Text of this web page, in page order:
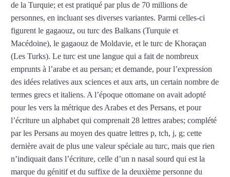
de la Turquie; et est pratiqué par plus de 70 millions de
personnes, en incluant ses diverses variantes. Parmi celles-ci
figurent le gagaouz, ou turc des Balkans (Turquie et
Macédoine), le gagaouz de Moldavie, et le turc de Khoraçan
(Les Turks). Le turc est une langue qui a fait de nombreux
emprunts à l’arabe et au persan; et demande, pour l’expression
des idées relatives aux sciences et aux arts, un certain nombre de
termes grecs et italiens. A l’époque ottomane on avait adopté
pour les vers la métrique des Arabes et des Persans, et pour
l’écriture un alphabet qui comprenait 28 lettres arabes; complété
par les Persans au moyen des quatre lettres p, tch, j, g; cette
dernière avait de plus une valeur spéciale au turc, mais que rien
n’indiquait dans l’écriture, celle d’un n nasal sourd qui est la
marque du génitif et du suffixe de la deuxième personne du